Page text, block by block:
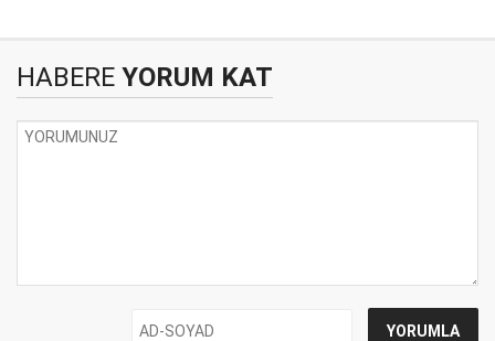
HABERE YORUM KAT